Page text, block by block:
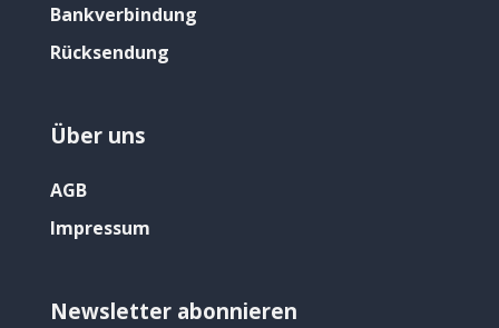
Bankverbindung
Rücksendung
Über uns
AGB
Impressum
Newsletter abonnieren